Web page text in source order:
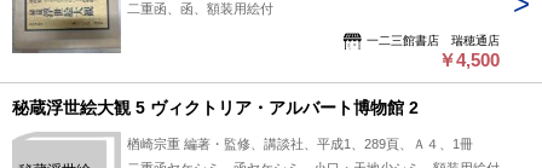
二重函、函、額装用絵付
一二三館書店 瑞穂通店
￥4,500
秘蔵浮世絵大観 5 ヴィクトリア・アルバート博物館 2
楢崎宗重 編著・監修、講談社、平成1、289頁、Ａ４、1冊